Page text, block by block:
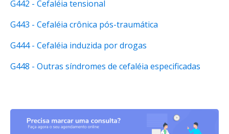
G442 - Cefaléia tensional
G443 - Cefaléia crônica pós-traumática
G444 - Cefaléia induzida por drogas
G448 - Outras síndromes de cefaléia especificadas